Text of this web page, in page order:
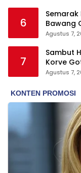
6
Semarak
Bawang
Agustus 7,
7
Sambut
Korve
Serentak
Agustus 7,